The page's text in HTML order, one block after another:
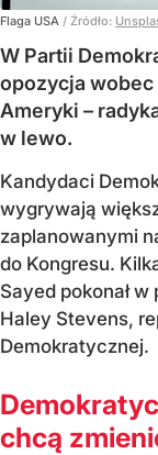
Flaga USA / Źródło:
W Partii
opozycja
Ameryki –
w lewo.
Kandydaci
wygrywają
zaplanowanymi
do Kongresu.
Sayed pokonał w
Haley Stevens,
Demokratycznej.
chcą